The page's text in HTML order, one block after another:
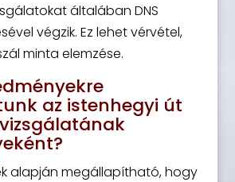
általában DNS
végzik. Ez lehet vérvétel,
minta elemzése.
az istenhegyi út
alapján megállapítható, hogy